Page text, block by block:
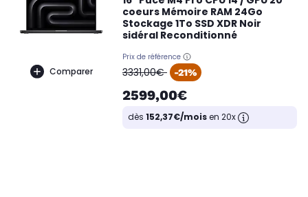
Comparer
coeurs Mémoire RAM 24Go
Stockage 1To SSD XDR Noir
sidéral Reconditionné
Prix de référence
oldPrice
3331,00€ -21%
2599,00€
dès 152,37€/moisen 20x